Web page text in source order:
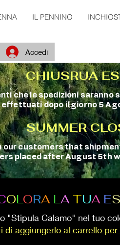
IL PENNINO
Accedi
CHIUSRUA
che le spedizioni saranno
dopo il giorno 5
SUMMER
our customers that
placed after August 5th
OLORA LA TUA ES
"Stipula Calamo" nel tuo
di aggiungerlo al carrello